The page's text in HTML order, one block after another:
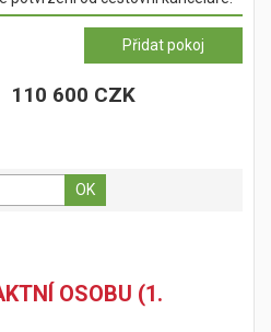
110 600 CZK
OSOBU (1.